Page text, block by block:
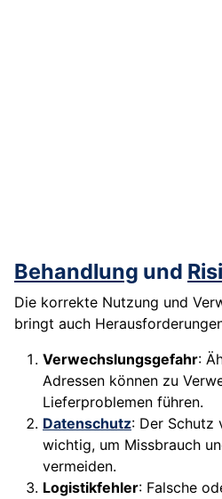
Behandlung und
Die korrekte Nutzung und
bringt auch
Verwechslungsgefahr:
Adressen können zu
Lieferproblemen führen.
Datenschutz: Der Schutz
wichtig, um Missbrauch
vermeiden.
Logistikfehler: Falsche